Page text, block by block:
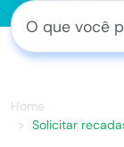
Home
Solicitar